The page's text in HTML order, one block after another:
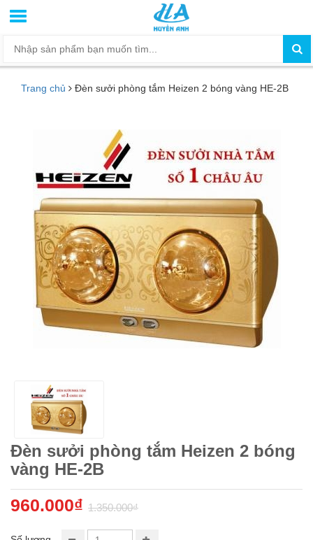
Trang chủ Đèn sưởi phòng tắm Heizen 2 bóng vàng HE-2B
Đèn sưởi phòng tắm Heizen 2 bóng
vàng HE-2B
960.000₫ 1.350.000₫